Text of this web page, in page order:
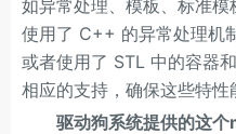
如异常处理、模板、标准
使用了 C++ 的异常处理机
或者使用了 STL 中的容器
相应的支持，确保这些特性
驱动狗系统提供的这